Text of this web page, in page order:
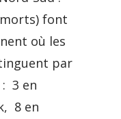
morts) font
où les
par
3 en
8 en